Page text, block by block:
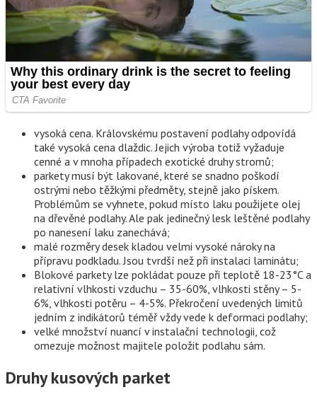
vysoká cena. Královskému postavení podlahy odpovídá
také vysoká cena dlaždic. Jejich výroba totiž vyžaduje
cenné a v mnoha případech exotické druhy stromů;
parkety musí být lakované, které se snadno poškodí
ostrými nebo těžkými předměty, stejně jako pískem.
Problémům se vyhnete, pokud místo laku použijete olej
na dřevěné podlahy. Ale pak jedinečný lesk leštěné podlahy
po nanesení laku zanechává;
malé rozměry desek kladou velmi vysoké nároky na
přípravu podkladu. Jsou tvrdší než při instalaci laminátu;
Blokové parkety lze pokládat pouze při teplotě 18-23°C a
relativní vlhkosti vzduchu – 35-60%, vlhkosti stěny – 5-
6%, vlhkosti potěru – 4-5%. Překročení uvedených limitů
jedním z indikátorů téměř vždy vede k deformaci podlahy;
velké množství nuancí v instalační technologii, což
omezuje možnost majitele položit podlahu sám.
Druhy kusových parket